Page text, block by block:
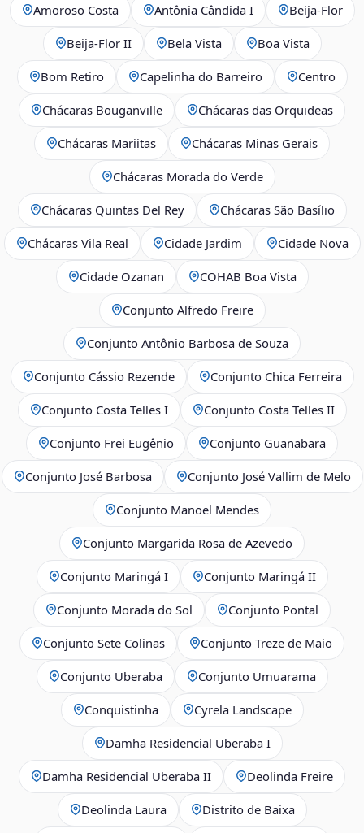
Amoroso Costa Antônia Cândida I Beija‑Flor
Beija‑Flor II Bela Vista Boa Vista
Bom Retiro Capelinha do Barreiro Centro
Chácaras Bouganville Chácaras das Orquideas
Chácaras Mariitas Chácaras Minas Gerais
Chácaras Morada do Verde
Chácaras Quintas Del Rey Chácaras São Basílio
Chácaras Vila Real Cidade Jardim Cidade Nova
Cidade Ozanan COHAB Boa Vista
Conjunto Alfredo Freire
Conjunto Antônio Barbosa de Souza
Conjunto Cássio Rezende Conjunto Chica Ferreira
Conjunto Costa Telles I Conjunto Costa Telles II
Conjunto Frei Eugênio Conjunto Guanabara
Conjunto José Barbosa Conjunto José Vallim de Melo
Conjunto Manoel Mendes
Conjunto Margarida Rosa de Azevedo
Conjunto Maringá I Conjunto Maringá II
Conjunto Morada do Sol Conjunto Pontal
Conjunto Sete Colinas Conjunto Treze de Maio
Conjunto Uberaba Conjunto Umuarama
Conquistinha Cyrela Landscape
Damha Residencial Uberaba I
Damha Residencial Uberaba II Deolinda Freire
Deolinda Laura Distrito de Baixa